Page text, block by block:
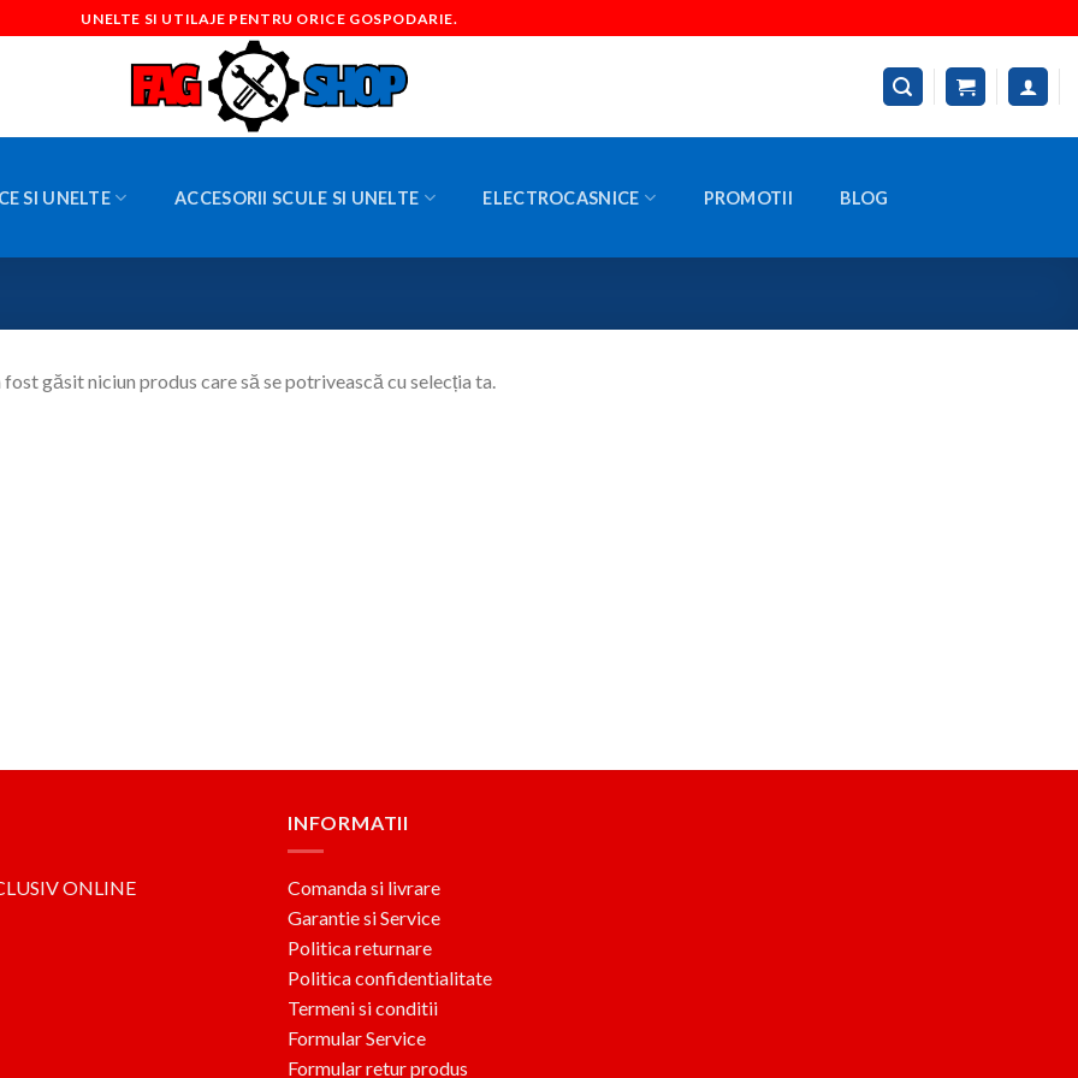
UNELTE SI UTILAJE PENTRU ORICE GOSPODARIE.
SI UNELTE ACCESORII SCULE SI UNELTE ELECTROCASNICE PROMOTII BLOG
fost găsit niciun produs care să se potrivească cu selecția ta.
ONLINE
INFORMATII
Comanda si livrare
Garantie si Service
Politica returnare
Politica confidentialitate
Termeni si conditii
Formular Service
Formular retur produs